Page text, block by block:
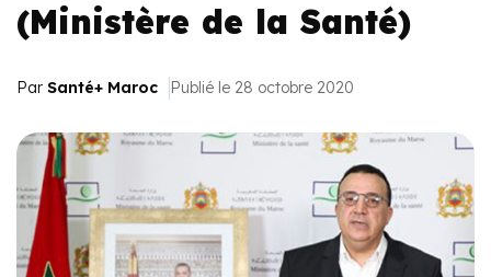
(Ministère de la Santé)
Par Santé+ Maroc Publié le 28 octobre 2020